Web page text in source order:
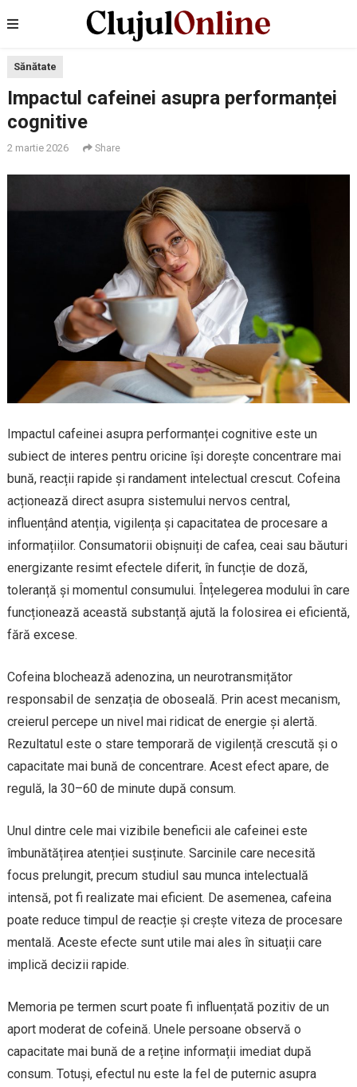
Sănătate
Impactul cafeinei asupra performanței
cognitive
2 martie 2026 Share
Impactul cafeinei asupra performanței cognitive este un
subiect de interes pentru oricine își dorește concentrare mai
bună, reacții rapide și randament intelectual crescut. Cofeina
acționează direct asupra sistemului nervos central,
influențând atenția, vigilența și capacitatea de procesare a
informațiilor. Consumatorii obișnuiți de cafea, ceai sau băuturi
energizante resimt efectele diferit, în funcție de doză,
toleranță și momentul consumului. Înțelegerea modului în care
funcționează această substanță ajută la folosirea ei eficientă,
fără excese.
Cofeina blochează adenozina, un neurotransmițător
responsabil de senzația de oboseală. Prin acest mecanism,
creierul percepe un nivel mai ridicat de energie și alertă.
Rezultatul este o stare temporară de vigilență crescută și o
capacitate mai bună de concentrare. Acest efect apare, de
regulă, la 30–60 de minute după consum.
Unul dintre cele mai vizibile beneficii ale cafeinei este
îmbunătățirea atenției susținute. Sarcinile care necesită
focus prelungit, precum studiul sau munca intelectuală
intensă, pot fi realizate mai eficient. De asemenea, cafeina
poate reduce timpul de reacție și crește viteza de procesare
mentală. Aceste efecte sunt utile mai ales în situații care
implică decizii rapide.
Memoria pe termen scurt poate fi influențată pozitiv de un
aport moderat de cofeină. Unele persoane observă o
capacitate mai bună de a reține informații imediat după
consum. Totuși, efectul nu este la fel de puternic asupra